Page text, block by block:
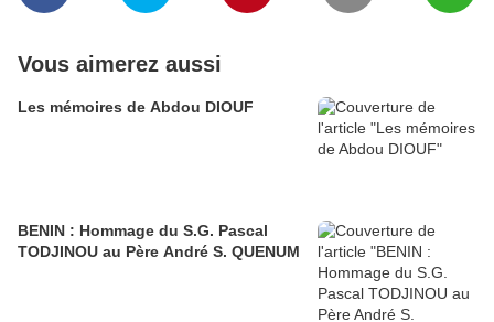
Vous aimerez aussi
Les mémoires de Abdou DIOUF
BENIN : Hommage du S.G. Pascal
TODJINOU au Père André S. QUENUM